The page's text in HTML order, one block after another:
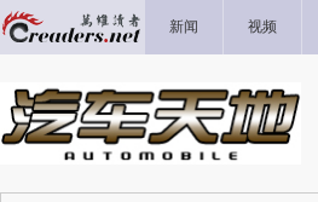
新闻 视频